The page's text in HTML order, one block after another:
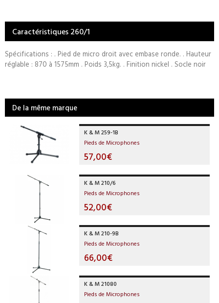
Caractéristiques 260/1
Spécifications : . Pied de micro droit avec embase ronde. . Hauteur
réglable : 870 à 1575mm . Poids 3,5kg. . Finition nickel . Socle noir
De la même marque
K & M 259-1B
Pieds de Microphones
57,00€
K & M 210/6
Pieds de Microphones
52,00€
K & M 210-9B
Pieds de Microphones
66,00€
K & M 21080
Pieds de Microphones